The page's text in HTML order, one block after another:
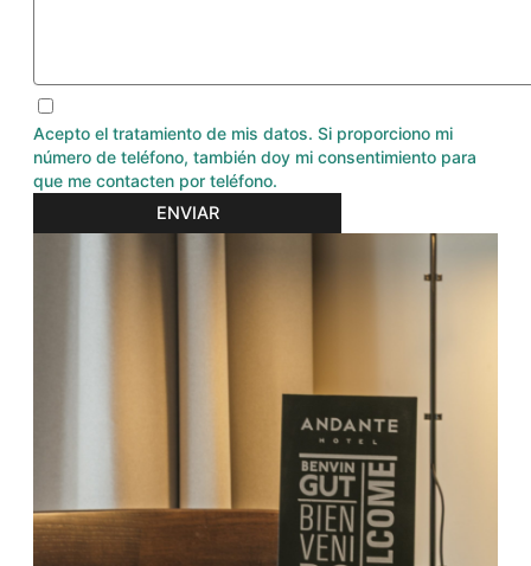
Acepto el tratamiento de mis datos. Si proporciono mi
número de teléfono, también doy mi consentimiento para
que me contacten por teléfono.
ENVIAR